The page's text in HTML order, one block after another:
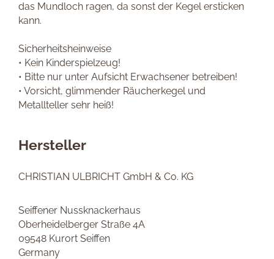
das Mundloch ragen, da sonst der Kegel ersticken
kann.
Sicherheitsheinweise
• Kein Kinderspielzeug!
• Bitte nur unter Aufsicht Erwachsener betreiben!
• Vorsicht, glimmender Räucherkegel und
Metallteller sehr heiß!
Hersteller
CHRISTIAN ULBRICHT GmbH & Co. KG
Seiffener Nussknackerhaus
Oberheidelberger Straße 4A
09548 Kurort Seiffen
Germany